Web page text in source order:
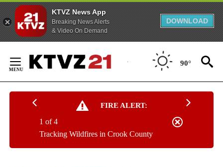
KTVZ News App
Breaking News Alerts
& Video On Demand
DOWNLOAD
Content
90°
FIRE ALERT:
Tracking Wildfires in Crook County
1 of 4